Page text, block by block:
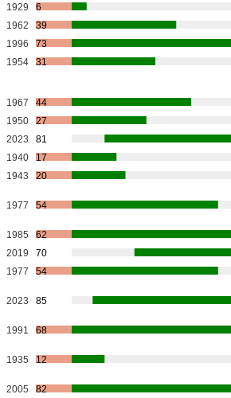
1929
6
1962
39
1996
73
1954 31
1967
44
1950
27
2023
81
1940
17
1943 20
1977 54
1985
62
2019
70
1977 54
2023 85
1991 68
1935 12
2005
82